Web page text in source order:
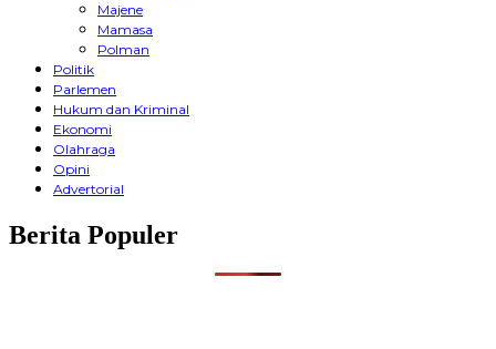
Majene
Mamasa
Polman
Politik
Parlemen
Hukum dan Kriminal
Ekonomi
Olahraga
Opini
Advertorial
Berita Populer